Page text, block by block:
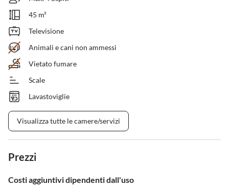
45 m²
Televisione
Animali e cani non ammessi
Vietato fumare
Scale
Lavastoviglie
Visualizza tutte le camere/servizi
Prezzi
Costi aggiuntivi dipendenti dall'uso